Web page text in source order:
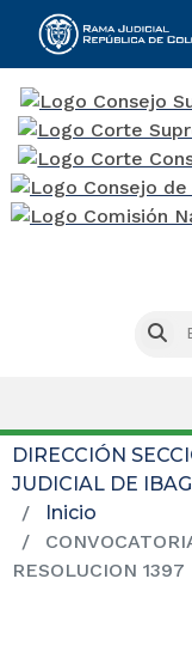
DIRECCIÓN
JUDICIAL DE
Inicio
RESOLUCION 1397